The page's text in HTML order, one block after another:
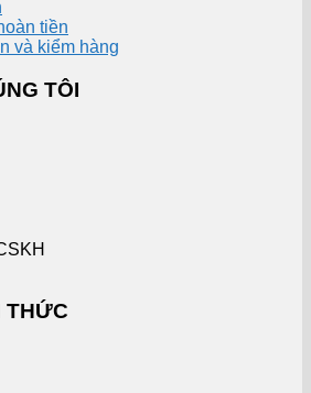
tiền
và kiểm hàng
TÔI
THỨC